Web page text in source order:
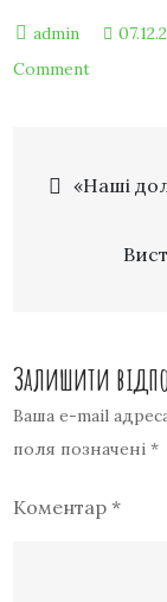
Comment
«Наші
Залишити
Ваша e-mail
поля позначені*
Коментар*